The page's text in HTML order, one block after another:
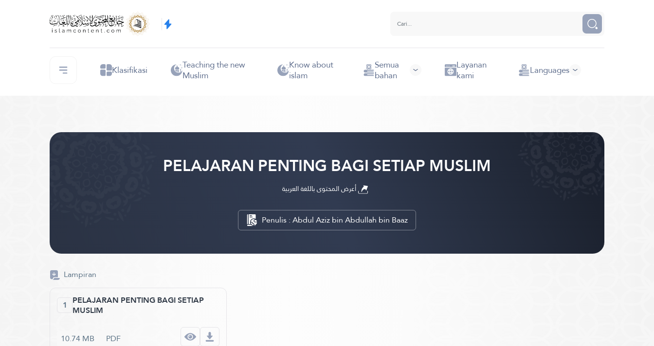
Klasifikasi Teaching the new
Muslim
Know about
islam
Semua
bahan
Layanan
kami Languages
PELAJARAN PENTING BAGI SETIAP MUSLIM
Penulis : Abdul Aziz bin Abdullah bin Baaz
Lampiran
1 PELAJARAN PENTING BAGI SETIAP
MUSLIM
10.74 MB
PDF